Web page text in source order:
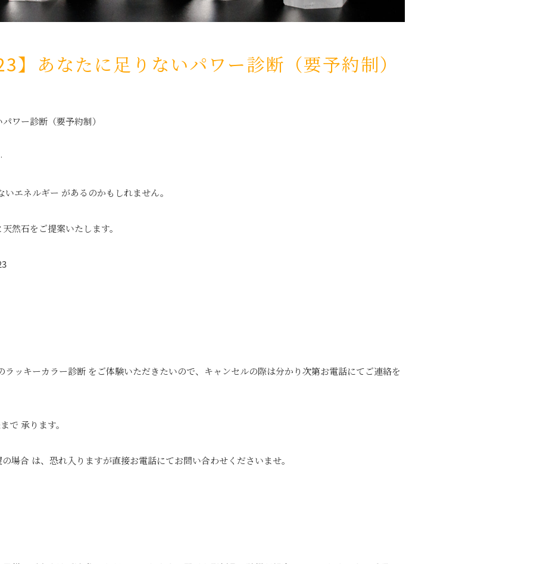
】あなたに足りないパワー診断（要予約制）
ワー診断（要予約制）
エネルギー があるのかもしれません。
然石をご提案いたします。
ラッキーカラー診断 をご体験いただきたいので、キャンセルの際は分かり次第お電話にてご連絡を
で 承ります。
場合 は、恐れ入りますが直接お電話にてお問い合わせくださいませ。